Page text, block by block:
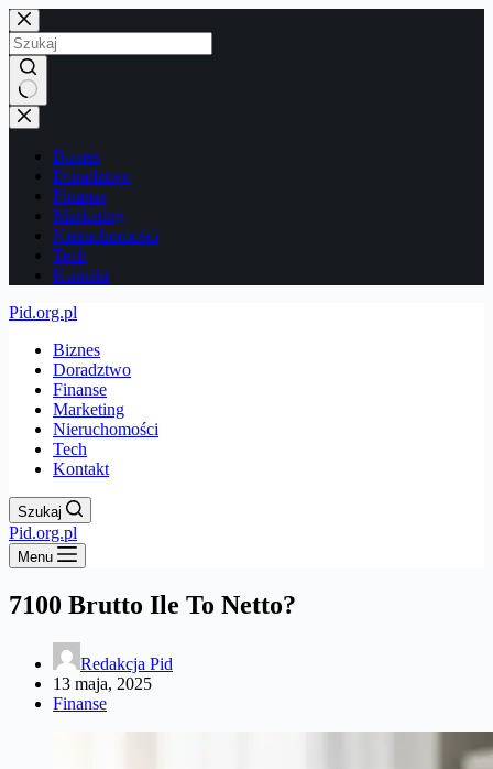
Przejdź
do
treści
Brak
wyników
Biznes
Doradztwo
Finanse
Marketing
Nieruchomości
Tech
Kontakt
Pid.org.pl
Biznes
Doradztwo
Finanse
Marketing
Nieruchomości
Tech
Kontakt
Szukaj
Pid.org.pl
Menu
7100 Brutto Ile To Netto?
Redakcja Pid
13 maja, 2025
Finanse